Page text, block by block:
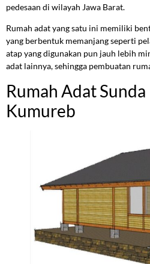
pedesaan di wilayah Jawa Barat.
Rumah adat yang satu ini memiliki
yang berbentuk memanjang seperti
atap yang digunakan pun jauh lebih
adat lainnya, sehingga pembuatan
Rumah Adat Sunda
Kumureb